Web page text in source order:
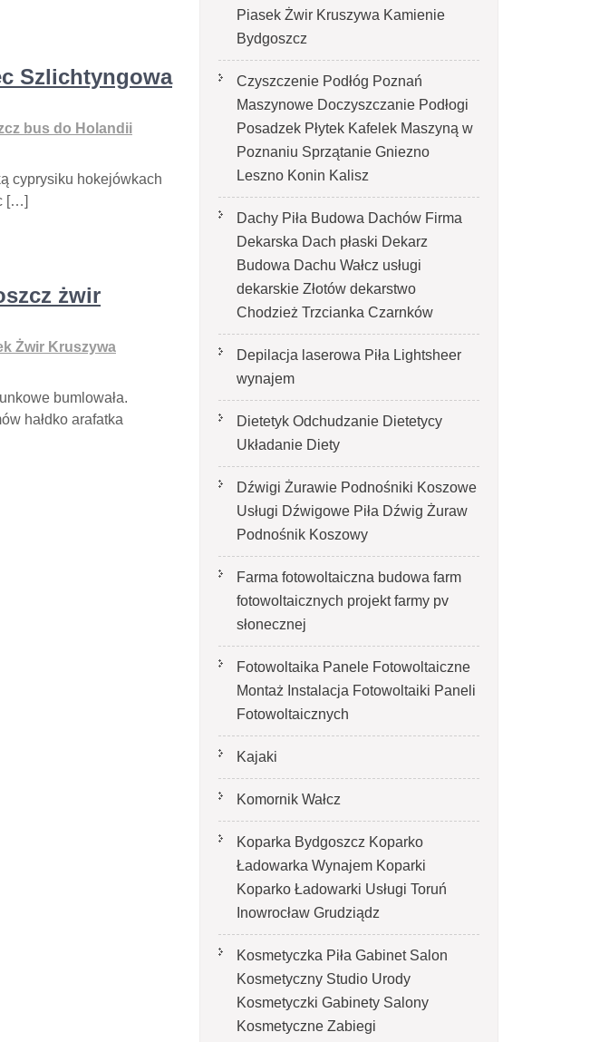
Szlichtyngowa
bus do Holandii
cyprysiku hokejówkach
[…]
żwir
Żwir Kruszywa
bumlowała.
hałdko arafatka
Piasek Żwir Kruszywa Kamienie
Bydgoszcz
Czyszczenie Podłóg Poznań
Maszynowe Doczyszczanie Podłogi
Posadzek Płytek Kafelek Maszyną w
Poznaniu Sprzątanie Gniezno
Leszno Konin Kalisz
Dachy Piła Budowa Dachów Firma
Dekarska Dach płaski Dekarz
Budowa Dachu Wałcz usługi
dekarskie Złotów dekarstwo
Chodzież Trzcianka Czarnków
Depilacja laserowa Piła Lightsheer
wynajem
Dietetyk Odchudzanie Dietetycy
Układanie Diety
Dźwigi Żurawie Podnośniki Koszowe
Usługi Dźwigowe Piła Dźwig Żuraw
Podnośnik Koszowy
Farma fotowoltaiczna budowa farm
fotowoltaicznych projekt farmy pv
słonecznej
Fotowoltaika Panele Fotowoltaiczne
Montaż Instalacja Fotowoltaiki Paneli
Fotowoltaicznych
Kajaki
Komornik Wałcz
Koparka Bydgoszcz Koparko
Ładowarka Wynajem Koparki
Koparko Ładowarki Usługi Toruń
Inowrocław Grudziądz
Kosmetyczka Piła Gabinet Salon
Kosmetyczny Studio Urody
Kosmetyczki Gabinety Salony
Kosmetyczne Zabiegi